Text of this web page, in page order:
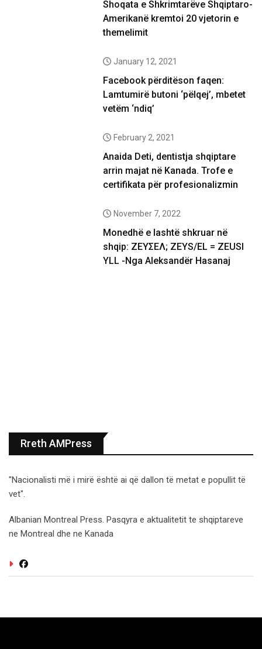
Shoqata e Shkrimtarëve Shqiptaro-
Amerikanë kremtoi 20 vjetorin e
themelimit
January 12, 2021
Facebook përditëson faqen:
Lamtumirë butoni ‘pëlqej’, mbetet
vetëm ‘ndiq’
February 2, 2021
Anaida Deti, dentistja shqiptare
arrin majat në Kanada. Trofe e
certifikata për profesionalizmin
November 7, 2022
Monedhë e lashtë shkruar në
shqip: ΖΕΥΣΕΛ; ZEYS/EL = ZEUSI
YLL -Nga Aleksandër Hasanaj
Rreth AMPress
"Nacionalisti më i mirë është ai që dallon të metat e popullit të
vet".
Albanian Montreal Press. Pasqyra e aktualitetit te shqiptareve
ne Montreal dhe ne Kanada